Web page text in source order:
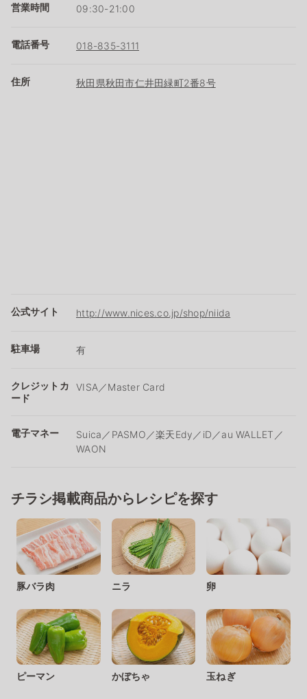
営業時間 09:30-21:00
電話番号 018-835-3111
住所 秋田県秋田市仁井田緑町2番8号
公式サイト http://www.nices.co.jp/shop/niida
駐車場 有
クレジットカ
ード
VISA／Master Card
電子マネー
Suica／PASMO／楽天Edy／iD／au WALLET／
WAON
チラシ掲載商品からレシピを探す
豚バラ肉 ニラ 卵
ピーマン かぼちゃ 玉ねぎ